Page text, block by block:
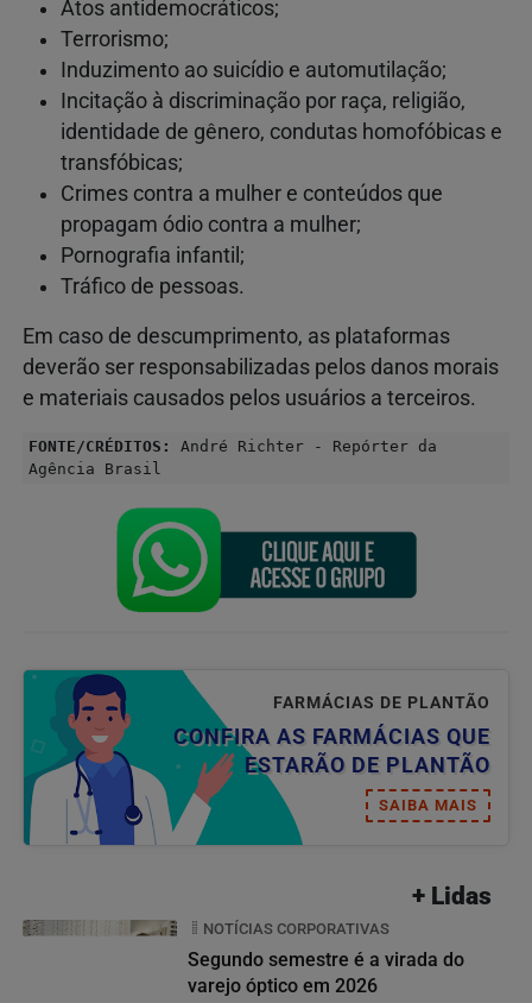
Atos antidemocráticos;
Terrorismo;
Induzimento ao suicídio e automutilação;
Incitação à discriminação por raça, religião,
identidade de gênero, condutas homofóbicas e
transfóbicas;
Crimes contra a mulher e conteúdos que
propagam ódio contra a mulher;
Pornografia infantil;
Tráfico de pessoas.
Em caso de descumprimento, as plataformas
deverão ser responsabilizadas pelos danos morais
e materiais causados pelos usuários a terceiros.
FONTE/CRÉDITOS:
André Richter - Repórter da
Agência Brasil
FARMÁCIAS DE PLANTÃO
CONFIRA AS FARMÁCIAS QUE
ESTARÃO DE PLANTÃO
SAIBA MAIS
+ Lidas
NOTÍCIAS CORPORATIVAS
Segundo semestre é a virada do
varejo óptico em 2026